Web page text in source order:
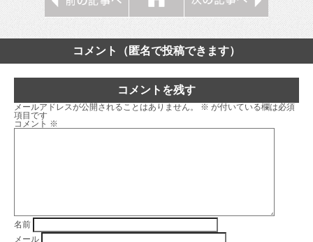
コメント（匿名で投稿できます）
コメントを残す
メールアドレスが公開されることはありません。 ※ が付いている欄は必須
項目です
コメント ※
名前
メール